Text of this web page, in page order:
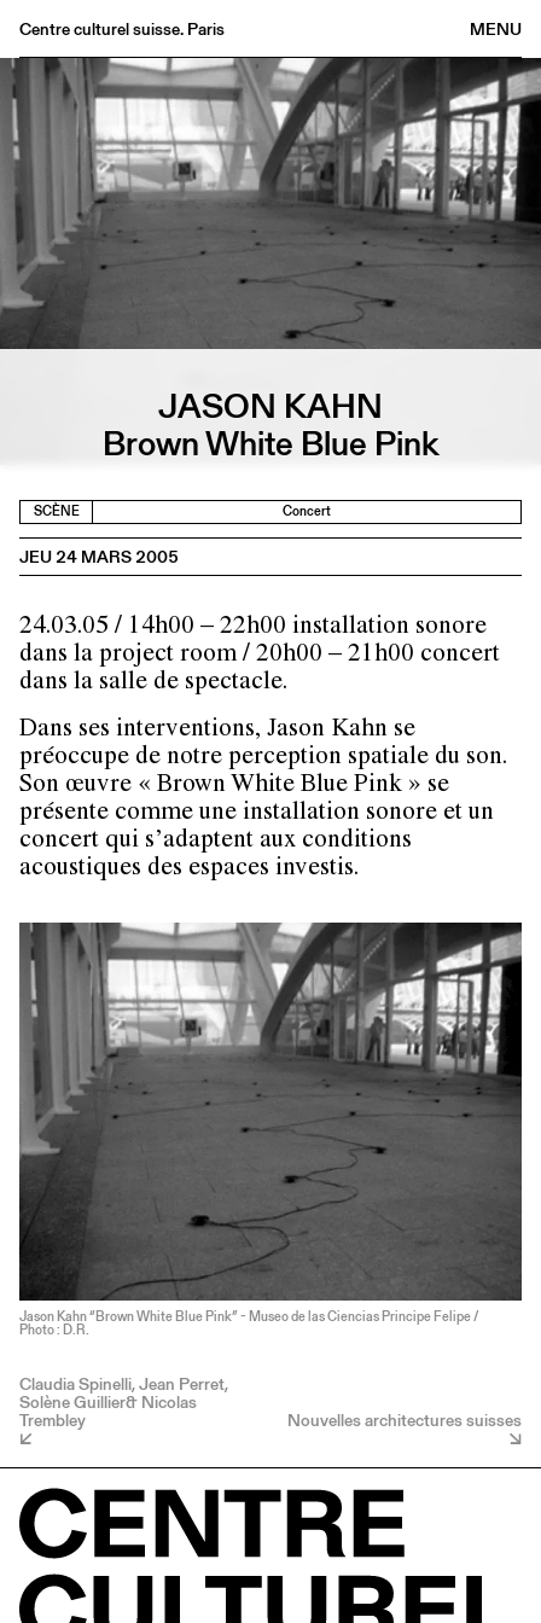
MENU
Centre culturel suisse. Paris
Agenda
Librairie
Médiathèque
Éditions
Informations
FR/EN
JASON KAHN
Brown White Blue Pink
SCÈNE Concert
JEU 24 MARS 2005
24.03.05 / 14h00 – 22h00 installation sonore
dans la project room / 20h00 – 21h00 concert
dans la salle de spectacle.
Dans ses interventions, Jason Kahn se
préoccupe de notre perception spatiale du son.
Son œuvre « Brown White Blue Pink » se
présente comme une installation sonore et un
concert qui s’adaptent aux conditions
acoustiques des espaces investis.
Jason Kahn “Brown White Blue Pink” - Museo de las Ciencias Principe Felipe /
Photo : D.R.
Claudia Spinelli, Jean Perret,
Solène Guillier& Nicolas
Trembley Nouvelles architectures suisses